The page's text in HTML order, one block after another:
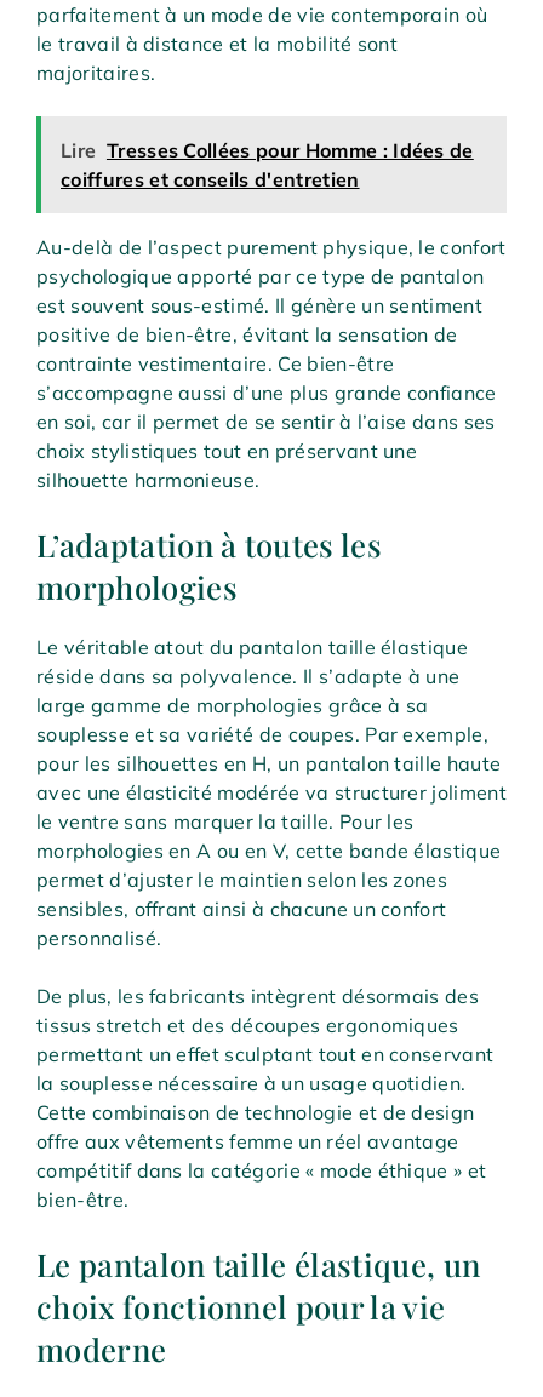
parfaitement à un mode de vie contemporain où
le travail à distance et la mobilité sont
majoritaires.
Lire Tresses Collées pour Homme : Idées de
coiffures et conseils d'entretien
Au-delà de l’aspect purement physique, le confort
psychologique apporté par ce type de pantalon
est souvent sous-estimé. Il génère un sentiment
positive de bien-être, évitant la sensation de
contrainte vestimentaire. Ce bien-être
s’accompagne aussi d’une plus grande confiance
en soi, car il permet de se sentir à l’aise dans ses
choix stylistiques tout en préservant une
silhouette harmonieuse.
L’adaptation à toutes les
morphologies
Le véritable atout du pantalon taille élastique
réside dans sa polyvalence. Il s’adapte à une
large gamme de morphologies grâce à sa
souplesse et sa variété de coupes. Par exemple,
pour les silhouettes en H, un pantalon taille haute
avec une élasticité modérée va structurer joliment
le ventre sans marquer la taille. Pour les
morphologies en A ou en V, cette bande élastique
permet d’ajuster le maintien selon les zones
sensibles, offrant ainsi à chacune un confort
personnalisé.
De plus, les fabricants intègrent désormais des
tissus stretch et des découpes ergonomiques
permettant un effet sculptant tout en conservant
la souplesse nécessaire à un usage quotidien.
Cette combinaison de technologie et de design
offre aux vêtements femme un réel avantage
compétitif dans la catégorie « mode éthique » et
bien-être.
Le pantalon taille élastique, un
choix fonctionnel pour la vie
moderne